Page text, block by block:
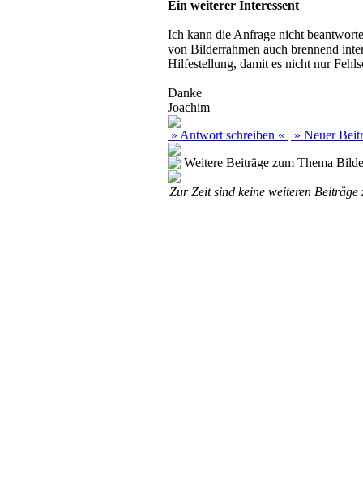
Ein weiterer Interessent
Ich kann die Anfrage nicht
von Bilderrahmen auch brennend
Hilfestellung, damit es nicht nur
Danke
Joachim
» Antwort schreiben «
» Neuer
Weitere Beiträge zum Thema
Zur Zeit sind keine weiteren